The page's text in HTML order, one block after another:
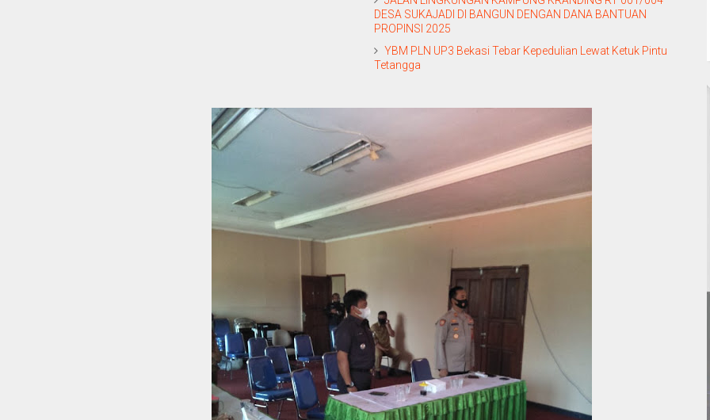
DESA SUKAJADI DI BANGUN DENGAN DANA BANTUAN
PROPINSI 2025
YBM PLN UP3 Bekasi Tebar Kepedulian Lewat Ketuk Pintu
Tetangga